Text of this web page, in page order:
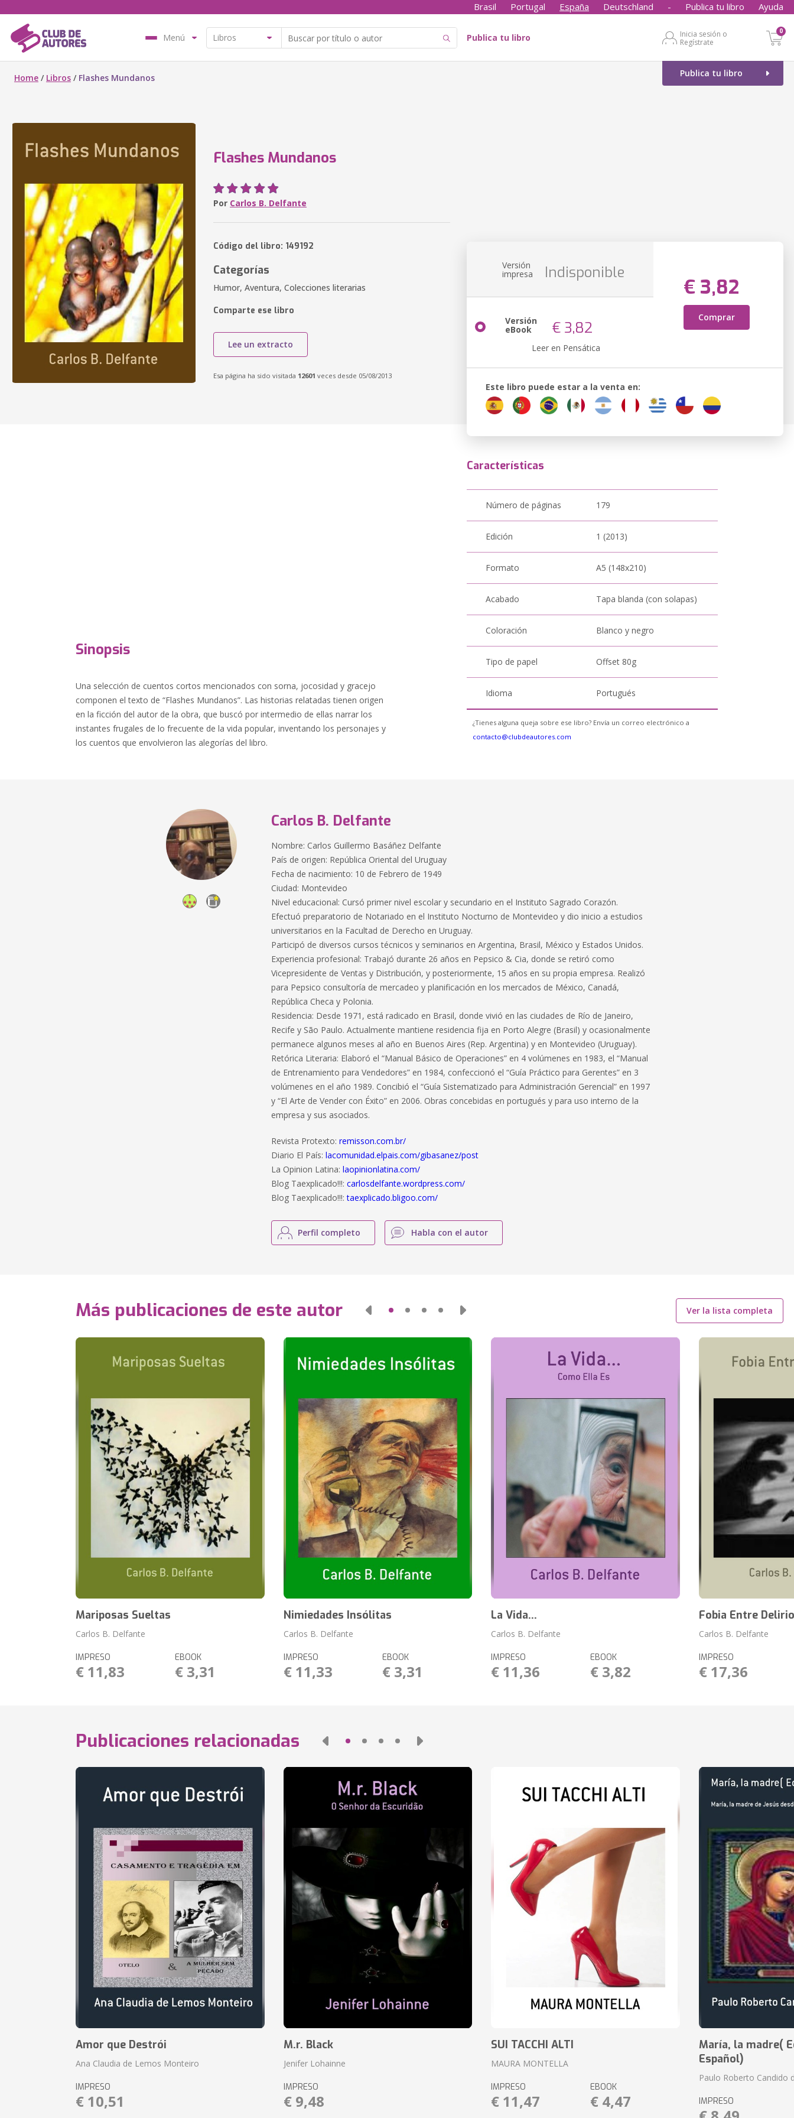
Brasil Portugal España Deutschland - Publica tu libro Ayuda
Menú Publica tu libro
Inicia sesión o
Regístrate
0
Publica tu libro
Home / Libros / Flashes Mundanos
Flashes Mundanos
Por Carlos B. Delfante
Código del libro: 149192
Categorías
Humor, Aventura, Colecciones literarias
Comparte ese libro
Lee un extracto
Esa página ha sido visitada 12601 veces desde 05/08/2013
Versión
impresa Indisponible
€ 3,82
Comprar
Versión
eBook € 3,82
Leer en Pensática
Este libro puede estar a la venta en:
Sinopsis
Una selección de cuentos cortos mencionados con sorna, jocosidad y gracejo
componen el texto de “Flashes Mundanos”. Las historias relatadas tienen origen
en la ficción del autor de la obra, que buscó por intermedio de ellas narrar los
instantes frugales de lo frecuente de la vida popular, inventando los personajes y
los cuentos que envolvieron las alegorías del libro.
Características
Número de páginas 179
Edición 1 (2013)
Formato A5 (148x210)
Acabado Tapa blanda (con solapas)
Coloración Blanco y negro
Tipo de papel Offset 80g
Idioma Portugués
¿Tienes alguna queja sobre ese libro? Envía un correo electrónico a
contacto@clubdeautores.com
Carlos B. Delfante
Nombre: Carlos Guillermo Basáñez Delfante
País de origen: República Oriental del Uruguay
Fecha de nacimiento: 10 de Febrero de 1949
Ciudad: Montevideo
Nivel educacional: Cursó primer nivel escolar y secundario en el Instituto Sagrado Corazón.
Efectuó preparatorio de Notariado en el Instituto Nocturno de Montevideo y dio inicio a estudios
universitarios en la Facultad de Derecho en Uruguay.
Participó de diversos cursos técnicos y seminarios en Argentina, Brasil, México y Estados Unidos.
Experiencia profesional: Trabajó durante 26 años en Pepsico & Cia, donde se retiró como
Vicepresidente de Ventas y Distribución, y posteriormente, 15 años en su propia empresa. Realizó
para Pepsico consultoría de mercadeo y planificación en los mercados de México, Canadá,
República Checa y Polonia.
Residencia: Desde 1971, está radicado en Brasil, donde vivió en las ciudades de Río de Janeiro,
Recife y São Paulo. Actualmente mantiene residencia fija en Porto Alegre (Brasil) y ocasionalmente
permanece algunos meses al año en Buenos Aires (Rep. Argentina) y en Montevideo (Uruguay).
Retórica Literaria: Elaboró el “Manual Básico de Operaciones” en 4 volúmenes en 1983, el “Manual
de Entrenamiento para Vendedores” en 1984, confeccionó el “Guía Práctico para Gerentes” en 3
volúmenes en el año 1989. Concibió el “Guía Sistematizado para Administración Gerencial” en 1997
y “El Arte de Vender con Éxito” en 2006. Obras concebidas en portugués y para uso interno de la
empresa y sus asociados.
Revista Protexto:remisson.com.br/
Diario El País:lacomunidad.elpais.com/gibasanez/post
La Opinion Latina:laopinionlatina.com/
Blog Taexplicado!!!:carlosdelfante.wordpress.com/
Blog Taexplicado!!!:taexplicado.bligoo.com/
Perfil completo Habla con el autor
Más publicaciones de este autor Ver la lista completa
Mariposas Sueltas
Carlos B. Delfante
IMPRESO
€ 11,83
EBOOK
€ 3,31
Nimiedades Insólitas
Carlos B. Delfante
IMPRESO
€ 11,33
EBOOK
€ 3,31
La Vida...
Carlos B. Delfante
IMPRESO
€ 11,36
EBOOK
€ 3,82
Fobia Entre
Carlos B. Delfante
IMPRESO
€ 17,36
Publicaciones relacionadas
Amor que Destrói
Ana Claudia de Lemos Monteiro
IMPRESO
€ 10,51
M.r. Black
Jenifer Lohainne
IMPRESO
€ 9,48
SUI TACCHI ALTI
MAURA MONTELLA
IMPRESO
€ 11,47
EBOOK
€ 4,47
María, la madre(
Español)
Paulo Roberto Candido
IMPRESO